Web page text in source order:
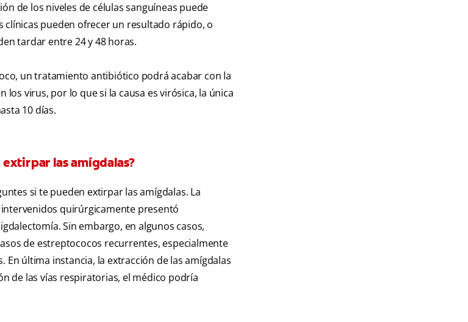
de los niveles de células sanguíneas puede
pueden ofrecer un resultado rápido, o
tardar entre 24 y 48 horas.
un tratamiento antibiótico podrá acabar con la
virus, por lo que si la causa es virósica, la única
10 días.
las amígdalas?
si te pueden extirpar las amígdalas. La
intervenidos quirúrgicamente presentó
Sin embargo, en algunos casos,
de estreptococos recurrentes, especialmente
última instancia, la extracción de las amígdalas
de las vías respiratorias, el médico podría